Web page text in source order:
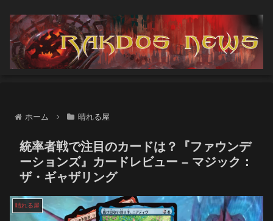
ホーム 晴れる屋
統率者戦で注目のカードは？『ファウンデ
ーションズ』カードレビュー – マジック：
ザ・ギャザリング
晴れる屋